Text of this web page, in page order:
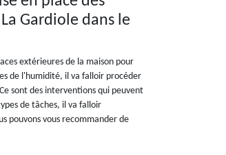
Gardiole dans le
extérieures de la maison pour
de l'humidité, il va falloir procéder
sont des interventions qui peuvent
de tâches, il va falloir
pouvons vous recommander de